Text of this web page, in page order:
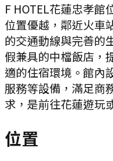
F HOTEL花蓮忠孝館
位置優越，鄰近火車
的交通動線與完善的
假兼具的中檔飯店，
適的住宿環境。館內
服務等設備，滿足商
求，是前往花蓮遊玩
位置